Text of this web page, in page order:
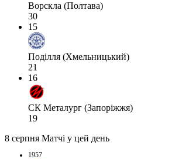
Ворскла (Полтава)
30
15
Поділля (Хмельницький)
21
16
СК Металург (Запоріжжя)
19
8 серпня Матчі у цей день
1957